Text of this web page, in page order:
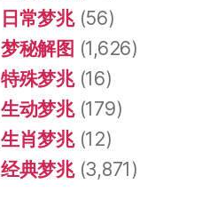
日常梦兆(56)
梦秘解图 (1,626)
特殊梦兆(16)
生动梦兆(179)
生肖梦兆(12)
经典梦兆(3,871)